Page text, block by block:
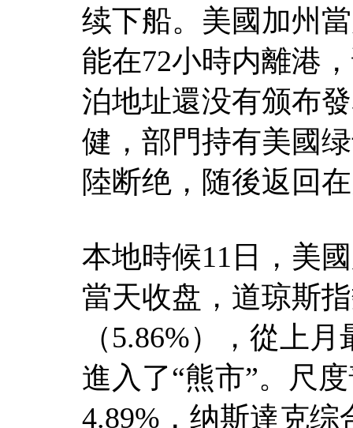
续下船。美國加州
能在72小時内離港
泊地址還没有颁布
健，部門持有美國
陸断绝，随後返回
本地時候11日，美
當天收盘，道琼斯
（5.86%），從上
進入了“熊市”。尺
4.89%，纳斯達克综